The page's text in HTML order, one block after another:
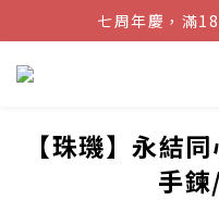
結帳金額
七周年慶，滿
點我加入官方
【珠璣】永結
手